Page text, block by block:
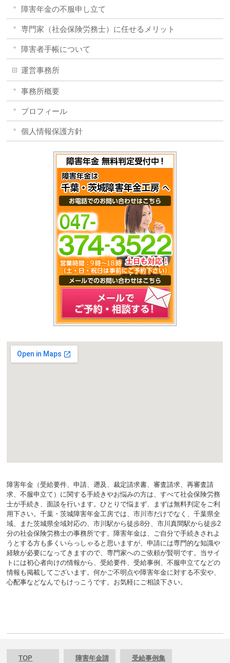
障害年金の不服申し立て
専門家（社会保険労務士）に任せるメリット
障害者手帳について
運営事務所
事務所概要
プロフィール
個人情報保護方針
障害年金（受給要件、申請、遡及、裁定請求書、審査請求、再審査請
求、不服申立て）に関する手続きやお悩みの方は、すべて社会保険労務
士が手続き、面談を行います。ひとりで悩まず、まずは無料判定をご利
用下さい。千葉・茨城障害年金工房では、市川市だけでなく、千葉県全
域、また茨城県全域対応の、市川駅から徒歩8分、市川真間駅から徒歩2
分の社会保険労務士の事務所です。障害年金は、ご自分で手続きされよ
うとする方も多くいらっしゃると思いますが、申請には専門的な知識や
経験が必要になってきますので、専門家へのご依頼が賢明です。当サイ
トには初心者向けの情報から、受給要件、受給事例、不服申立てなどの
情報も掲載してございます。何かご不明点や障害年金に対する不安や、
心配事などなんでもけっこうです。お気軽にご相談下さい。
TOP
障害年金請
受給事例集